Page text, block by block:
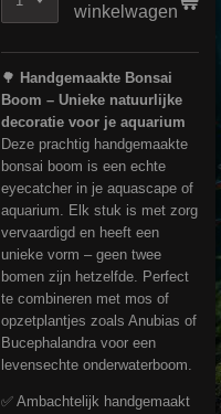
winkelwagen
🌳 Handgemaakte Bonsai
Boom – Unieke natuurlijke
decoratie voor je aquarium
Deze prachtig handgemaakte
bonsai boom is een echte
eyecatcher in je aquascape of
aquarium. Elk stuk is met zorg
vervaardigd en heeft een
unieke vorm – geen twee
bomen zijn hetzelfde. Perfect
te combineren met mos of
opzetplantjes zoals Anubias of
Bucephalandra voor een
levensechte onderwaterboom.
✅ Ambachtelijk handgemaakt